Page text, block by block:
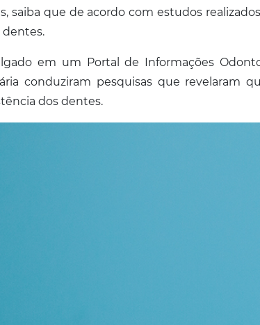
saiba que de acordo com estudos
dentes.
em um Portal de Informações
conduziram pesquisas que revelaram
dos dentes.